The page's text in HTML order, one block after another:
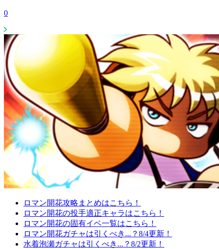
0
ロマン開花攻略まとめはこちら！
ロマン開花の投手適正キャラはこちら！
ロマン開花の固有イベ一覧はこちら！
ロマン開花ガチャは引くべき...？8/4更新！
水着泡瀬ガチャは引くべき...？8/2更新！